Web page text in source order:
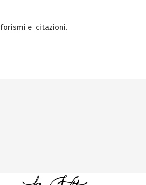
e citazioni.